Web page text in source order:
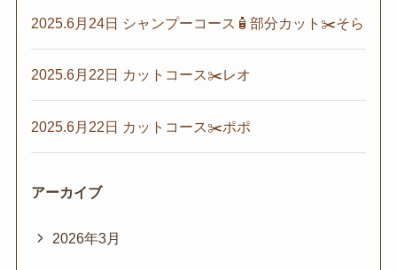
2025.6月24日 シャンプーコース🧴部分カット✂️そら
2025.6月22日 カットコース✂️レオ
2025.6月22日 カットコース✂️ポポ
アーカイブ
2026年3月